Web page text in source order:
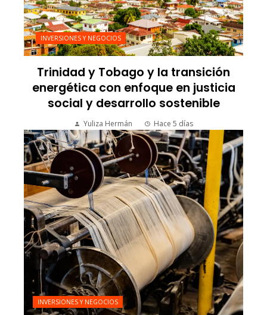
INVERSIONES Y NEGOCIOS
Trinidad y Tobago y la transición
energética con enfoque en justicia
social y desarrollo sostenible
Yuliza Hermán Hace 5 días
INVERSIONES Y NEGOCIOS